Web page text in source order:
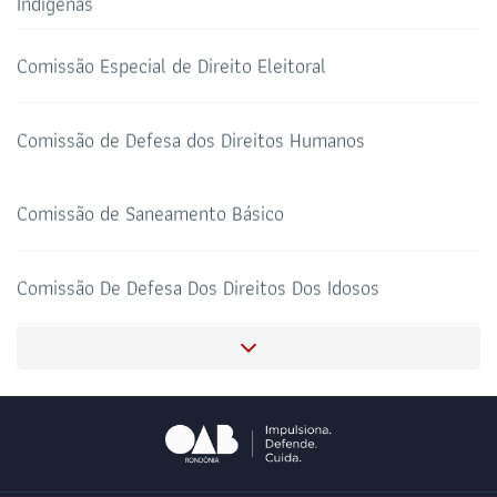
Comissão Especial de Direito Eleitoral
Comissão de Defesa dos Direitos Humanos
Comissão de Saneamento Básico
Comissão De Defesa Dos Direitos Dos Idosos
Subcomissão OAB Universitária
Comissão de Proteção e Defesa Animal